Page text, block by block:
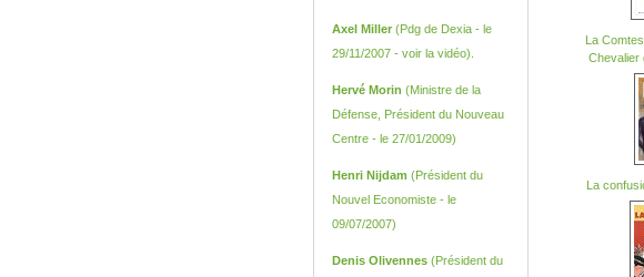
La
Chevalier
La
Axel Miller (Pdg de Dexia - le
29/11/2007 - voir la vidéo).
Hervé Morin (Ministre de la
Défense, Président du Nouveau
Centre - le 27/01/2009)
Henri Nijdam (Président du
Nouvel Economiste - le
09/07/2007)
Denis Olivennes (Président du